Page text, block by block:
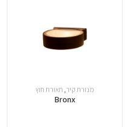
מנורת קיר תאורת חוץ
Bronx